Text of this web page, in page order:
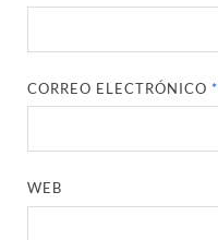
CORREO ELECTRÓNICO*
WEB